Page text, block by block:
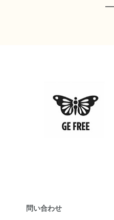
問い合わせ